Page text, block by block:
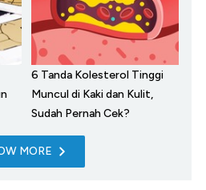
6 Tanda Kolesterol Tinggi
Muncul di Kaki dan Kulit,
Sudah Pernah Cek?
MORE